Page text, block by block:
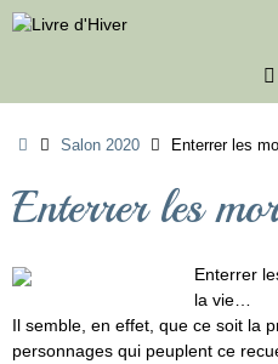
Passer
au
AccueilSalon 2020 Enterrer les
Enterrer les
Enterrer
la vie…
Il semble, en effet, que ce soit la
personnages qui peuplent ce